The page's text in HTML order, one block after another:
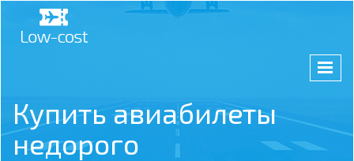
Купить авиабилеты
недорого